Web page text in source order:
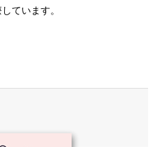
ています。